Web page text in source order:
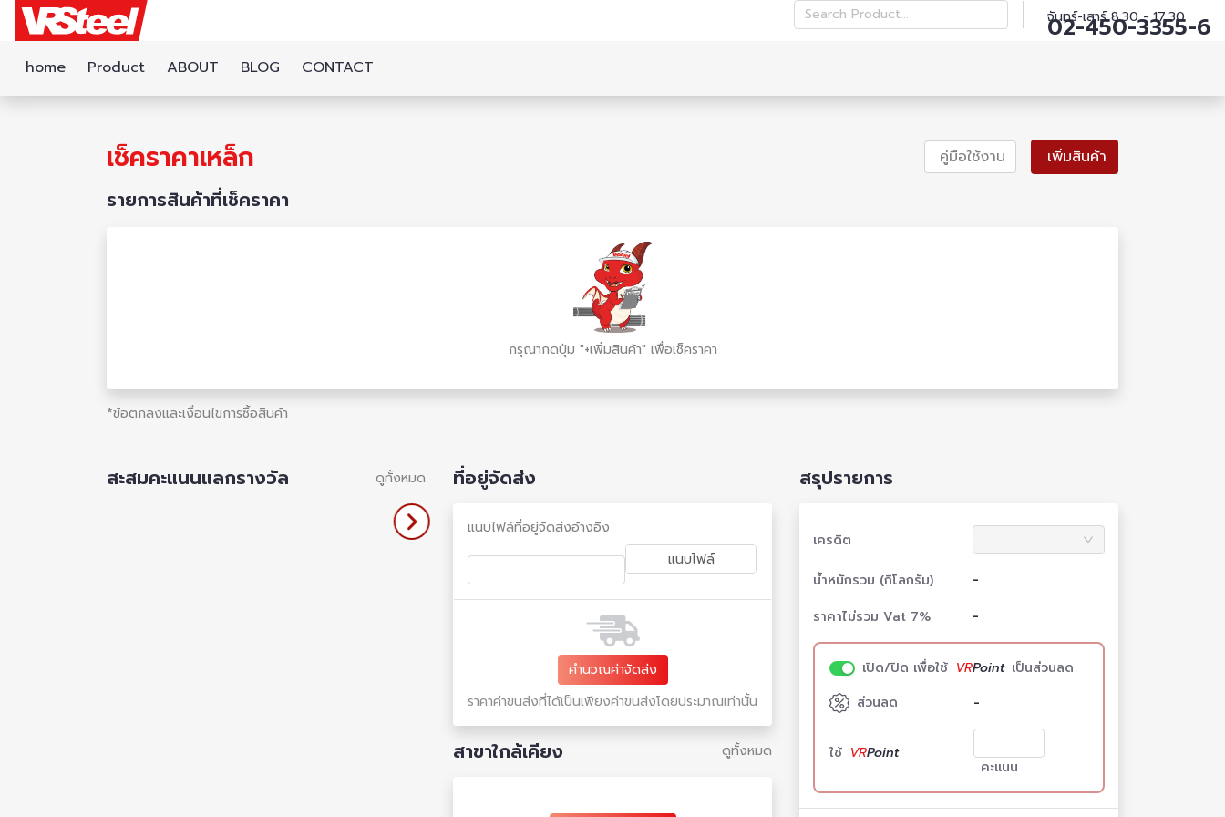
Search Product... จันทร์-เสาร์ 8.30 - 17.30
02-450-3355-6
home Product ABOUT BLOG CONTACT
เช็คราคาเหล็ก คู่มือใช้งาน เพิ่มสินค้า
รายการสินค้าที่เช็คราคา
กรุณากดปุ่ม "+เพิ่มสินค้า" เพื่อเช็คราคา
*ข้อตกลงและเงื่อนไขการซื้อสินค้า
สะสมคะแนนแลกรางวัล ดูทั้งหมด ที่อยู่จัดส่ง
แนบไฟล์ที่อยู่จัดส่งอ้างอิง
คำนวณค่าจัดส่ง
ราคาค่าขนส่งที่ได้เป็นเพียงค่าขนส่งโดยประมาณเท่านั้น
สาขาใกล้เคียง ดูทั้งหมด
สรุปรายการ
เครดิต
น้ำหนักรวม (กิโลกรัม) -
ราคาไม่รวม Vat 7% -
เปิด/ปิด เพื่อใช้ VRPoint เป็นส่วนลด
ส่วนลด
-
ใช้ VRPoint
คะแนน